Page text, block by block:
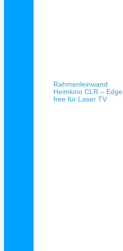
Rahmenleinwand
Heimkino CLR – Edge
free für Laser TV